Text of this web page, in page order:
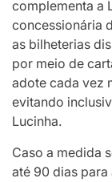
complementa a
concessionária
as bilheterias
por meio de
adote cada vez
evitando
Lucinha.
Caso a medida
até 90 dias